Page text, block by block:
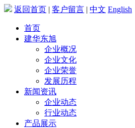
返回首页 | 客户留言 | 中文 English
首页
建华东旭
企业概况
企业文化
企业荣誉
发展历程
新闻资讯
企业动态
行业动态
产品展示